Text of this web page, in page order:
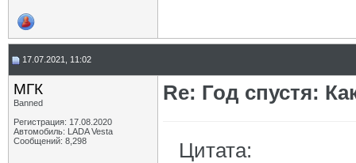
17.07.2021, 11:02
МГК
Banned
Регистрация: 17.08.2020
Автомобиль: LADA Vesta
Сообщений: 8,298
Re: Год спустя:
Цитата: